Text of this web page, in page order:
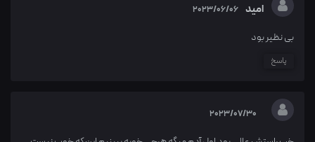
امید 2023/06/06
بی نظیر بود
پاسخ
2023/07/30